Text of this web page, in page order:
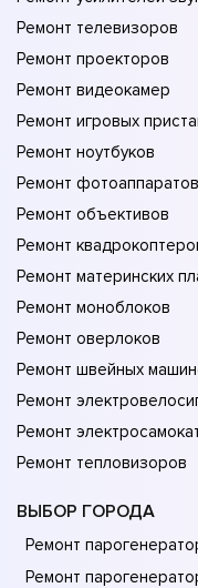
Ремонт телевизоров
Ремонт проекторов
Ремонт видеокамер
Ремонт игровых
Ремонт ноутбуков
Ремонт фотоаппаратов
Ремонт объективов
Ремонт
Ремонт материнских
Ремонт моноблоков
Ремонт оверлоков
Ремонт швейных
Ремонт
Ремонт
Ремонт тепловизоров
ВЫБОР ГОРОДА
Ремонт
Ремонт